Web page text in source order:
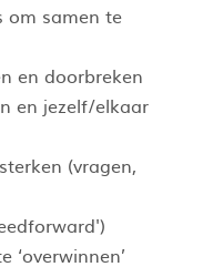
om samen te
en doorbreken
en jezelf/elkaar
(vragen,
‘overwinnen’